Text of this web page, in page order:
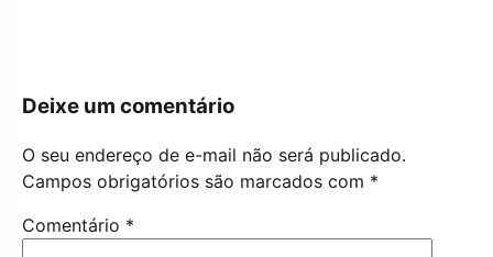
Deixe um comentário
O seu endereço de e-mail não será publicado.
Campos obrigatórios são marcados com *
Comentário *